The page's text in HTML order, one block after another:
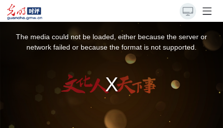
The media could not be loaded, either because the server or
network failed or because the format is not supported.